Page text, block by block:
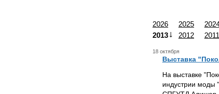
2026 2025
2013
2012 2011
18 октября
Выставка
На выставке
индустрии моды